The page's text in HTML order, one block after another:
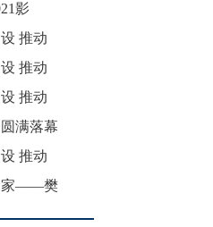
影
推动
推动
推动
满落幕
推动
家——樊